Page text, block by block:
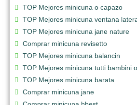
TOP Mejores minicuna o capazo
TOP Mejores minicuna ventana
TOP Mejores minicuna jane nature
Comprar minicuna revisetto
TOP Mejores minicuna balancin
TOP Mejores minicuna tutti bambini
TOP Mejores minicuna barata
Comprar minicuna jane